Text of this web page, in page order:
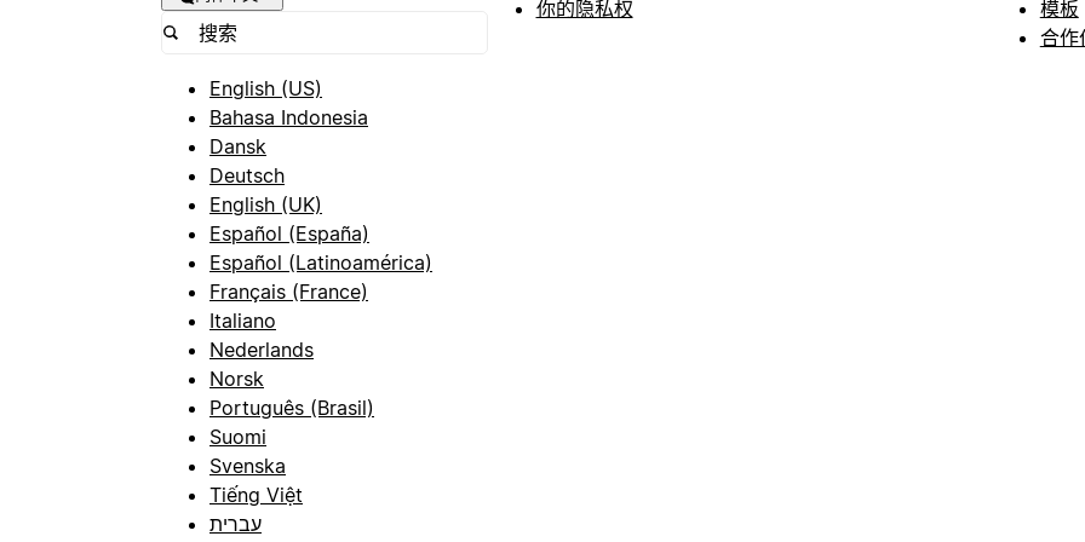
English (US)
Bahasa Indonesia
Dansk
Deutsch
English (UK)
Español (España)
Español (Latinoamérica)
Français (France)
Italiano
Nederlands
Norsk
Português (Brasil)
Suomi
Svenska
Tiếng Việt
עברית
你的隐私权
模板
合作